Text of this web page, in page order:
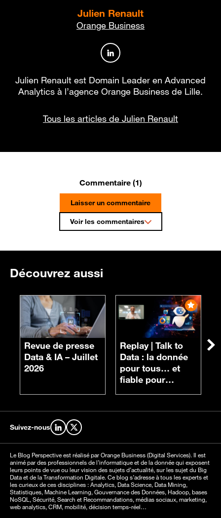
Julien Renault
Orange Business
Profil de l’auteur sur
Julien Renault est Domain Leader en Advanced
Analytics à l’agence Orange Business de Lille.
Tous les articles de Julien Renault
Commentaire (1)
Laisser un commentaire
Voir les commentaires
Découvrez aussi
Revue de presse
Data & IA – Juillet
2026
Replay |
Data : la donnée
pour tous… et
fiable pour
Suivez-nous Retrouvez-nous sur LinkedIn
Retrouvez-nous sur X
Le Blog Perspective est réalisé par Orange Business (Digital Services). Il est
animé par des professionnels de l’informatique et de la donnée qui exposent
leurs points de vue ou leur vision des sujets d’actualité, sur les sujet du Big
Data et de la Transformation Digitale. Ce blog s’adresse à tous les experts et
les curieux de ces disciplines : Analytics, Data Science, Data Mining,
Statistiques, Machine Learning, Gouvernance des Données, Hadoop, bases
NoSQL, Sécurité, Search et Recommandations, médias sociaux, marketing,
web analytics, CRM, mobilité, décision temps-réel…